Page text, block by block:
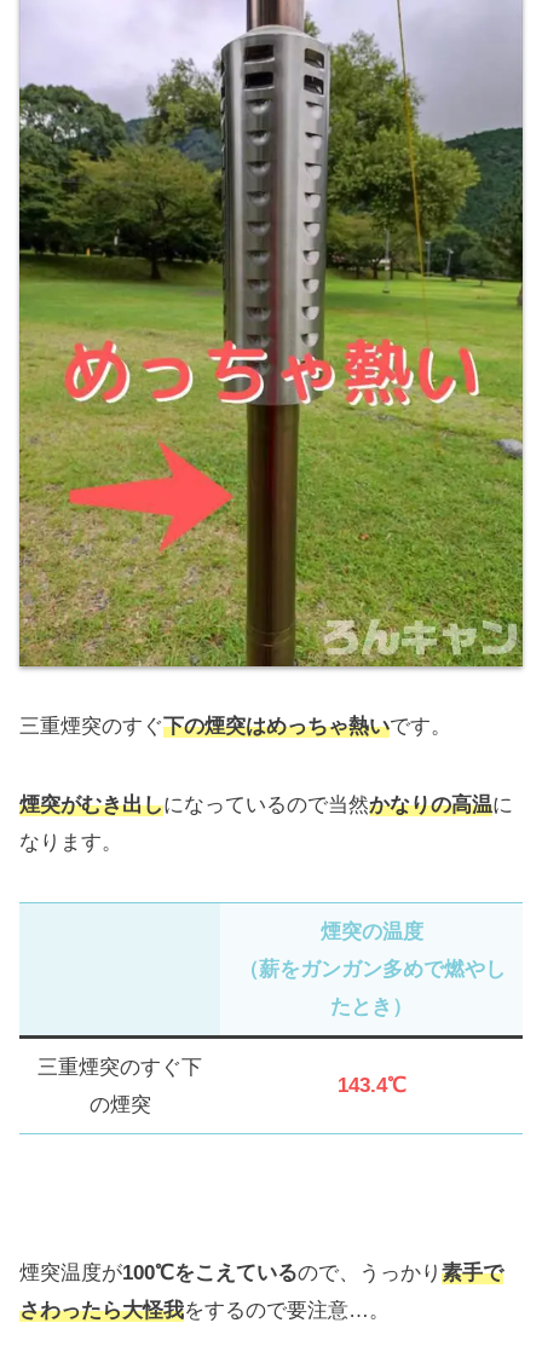
三重煙突のすぐ下の煙突はめっちゃ熱いです。
煙突がむき出しになっているので当然かなりの高温に
なります。
煙突の温度
（薪をガンガン多めで燃やし
たとき）
三重煙突のすぐ下
の煙突
143.4℃
煙突温度が100℃をこえているので、うっかり 素手で
さわったら大怪我をするので要注意…。